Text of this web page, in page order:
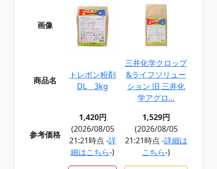
画像
商品名
トレボン粉剤
DL 3kg
三井化学クロップ
&ライフソリュー
ション 旧 三井化
学アグロ…
参考価格
1,420円
(2026/08/05
21:21時点 -詳
細はこちら-)
1,529円
(2026/08/05
21:21時点 -詳細は
こちら-)